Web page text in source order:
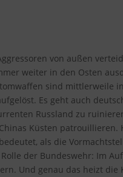
von außen
weiter in den Osten
sind mittlerweile
Es geht auch
Russland zu
Küsten patrouillieren.
als die
der Bundeswehr: Im
Und genau das heizt die